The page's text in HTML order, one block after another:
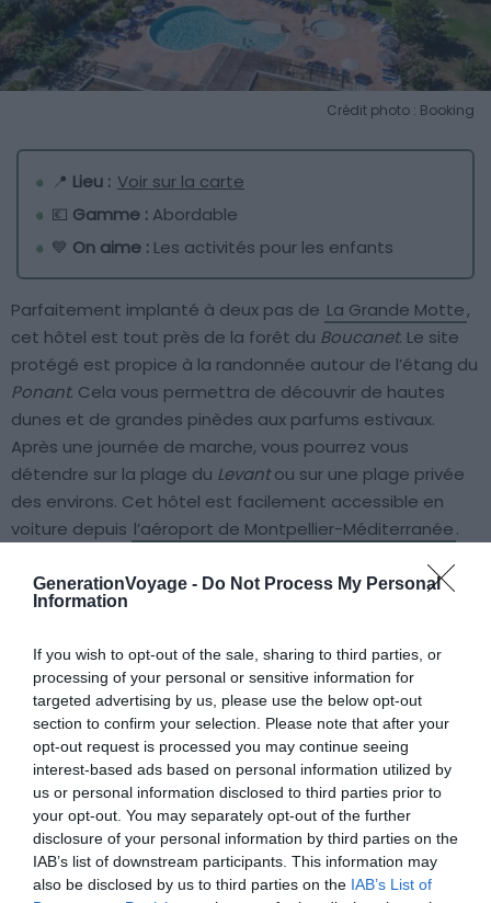
GenerationVoyage - Do Not Process My Personal
Information
If you wish to opt-out of the sale, sharing to third parties, or
processing of your personal or sensitive information for
targeted advertising by us, please use the below opt-out
section to confirm your selection. Please note that after your
opt-out request is processed you may continue seeing
interest-based ads based on personal information utilized by
us or personal information disclosed to third parties prior to
your opt-out. You may separately opt-out of the further
disclosure of your personal information by third parties on the
IAB’s list of downstream participants. This information may
also be disclosed by us to third parties on the IAB’s List of
Crédit photo : Booking
📍 Lieu : Voir sur la carte
💶 Gamme : Abordable
💙 On aime : Les activités pour les enfants
Parfaitement implanté à deux pas de La Grande Motte,
cet hôtel est tout près de la forêt du Boucanet. Le site
protégé est propice à la randonnée autour de l’étang du
Ponant. Cela vous permettra de découvrir de hautes
dunes et de grandes pinèdes aux parfums estivaux.
Après une journée de marche, vous pourrez vous
détendre sur la plage du Levantou sur une plage privée
des environs. Cet hôtel est facilement accessible en
voiture depuis l’aéroport de Montpellier-Méditerranée.
Il dispose d’unetrès belle piscine extérieure ainsi que
séjourner en famille. Le club enfant séduira enfants
comme parents et tous trouveront à leur disposition de
nombreuses activités. Les chambres sont toutes
pourvues d’un balcon pour profiter du soleil en toute
intimité.
Réserver cet hôtel